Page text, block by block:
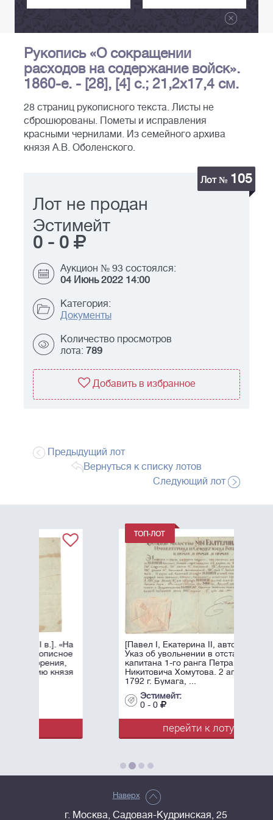
Рукопись «О сокращении
расходов на содержание войск».
1860-е. - [28], [4] с.; 21,2х17,4 см.
28 страниц рукописного текста. Листы не
сброшюрованы. Пометы и исправления
красными чернилами. Из семейного архива
князя А.В. Оболенского.
Лот № 105
Лот не продан
Эстимейт
0 - 0
Аукцион № 93 состоялся:
04 Июнь 2022 14:00
Категория:
Документы
Количество просмотров
лота: 789
Добавить в избранное
Предыдущий лот
Вернуться к списку лотов
Следующий лот
[Павел I, Екатерина II, автографы].
Указ об увольнении в отставку
капитана 1-го ранга Петра
Никитовича Хомутова. 2 апреля
1792 г. Бумага, ...
перейти к лоту
Наверх
г. Москва, Садовая-Кудринская, 25